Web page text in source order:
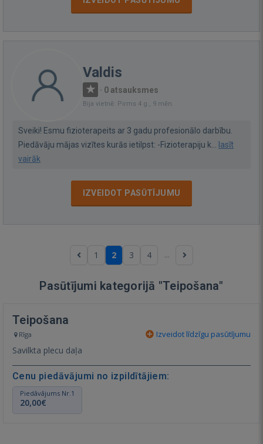
Valdis
· 0 atsauksmes
Bija vietnē: Pirms 4 g., 9 mēn.
Sveiki! Esmu fizioterapeits ar 3 gadu profesionālo darbību.
Piedāvāju mājas vizītes kurās ietilpst: -Fizioterapiju k... lasīt
vairāk
IZVEIDOT PASŪTĪJUMU
1 2 3 4 ...
Pasūtījumi kategorijā "Teipošana"
Teipošana
Rīga Izveidot līdzīgu pasūtījumu
Savilkta plecu daļa
Cenu piedāvājumi no izpildītājiem:
Piedāvājums Nr.1
20,00€